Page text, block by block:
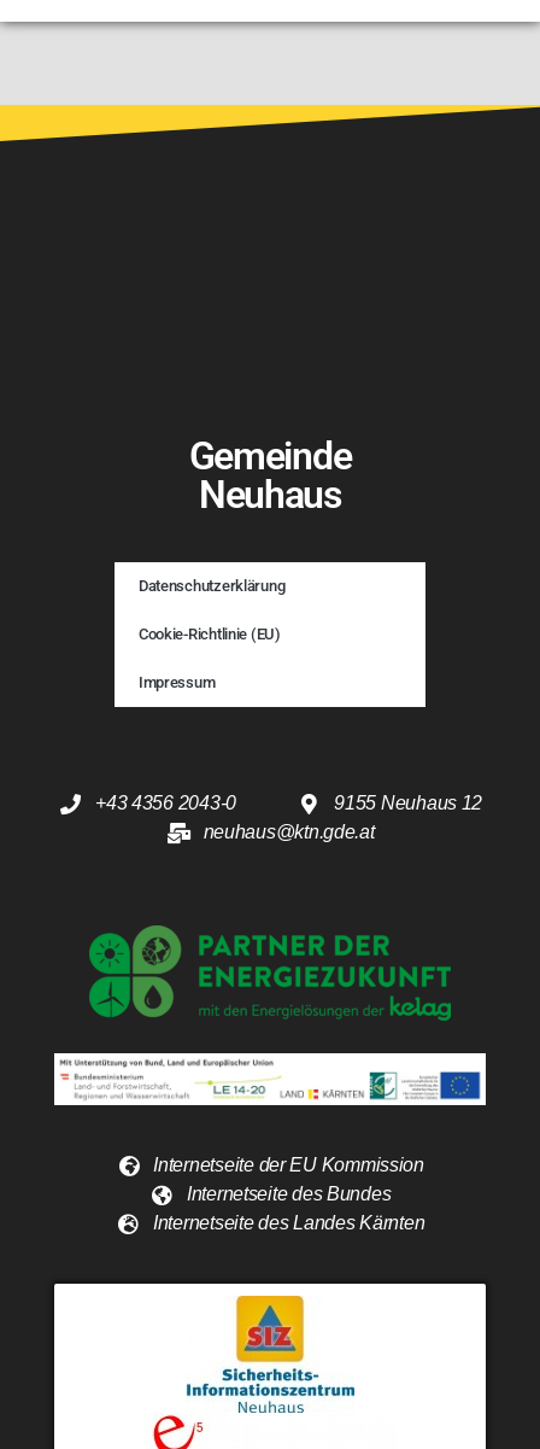
Gemeinde
Neuhaus
Datenschutzerklärung
Cookie-Richtlinie (EU)
Impressum
+43 4356 2043-0
9155 Neuhaus 12
neuhaus@ktn.gde.at
Internetseite der EU Kommission
Internetseite des Bundes
Internetseite des Landes Kärnten